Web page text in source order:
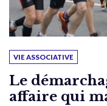
VIE ASSOCIATIVE
Le
affaire qui